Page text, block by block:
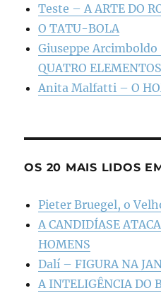
Teste – A ARTE DO
O TATU-BOLA
Giuseppe Arcimboldo
QUATRO ELEMENTOS
Anita Malfatti – O
OS 20 MAIS LIDOS
Pieter Bruegel, o
A CANDIDÍASE
HOMENS
Dalí – FIGURA NA
A INTELIGÊNCIA DO